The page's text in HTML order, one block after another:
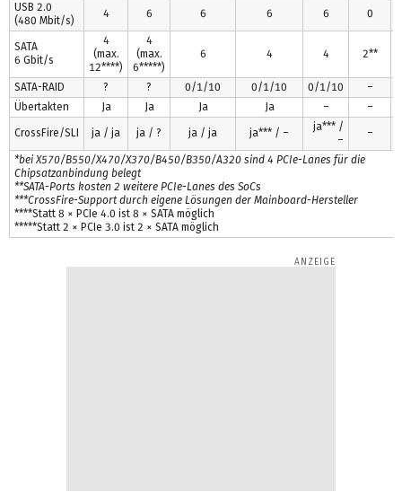
USB 2.0
(480 Mbit/s)
4 6 6 6 6 0
SATA
6 Gbit/s
4
(max.
12****)
4
(max.
6*****)
6 4 4 2**
SATA-RAID ? ? 0/1/10 0/1/10 0/1/10
–
Übertakten
Ja Ja Ja Ja – –
CrossFire/SLI ja / ja ja / ? ja / ja ja*** / –
ja*** /
–
–
*bei X570/B550/X470/X370/B450/B350/A320 sind 4 PCIe-Lanes für die
Chipsatzanbindung belegt
**SATA-Ports kosten 2 weitere PCIe-Lanes des SoCs
***CrossFire-Support durch eigene Lösungen der Mainboard-Hersteller
****Statt 8 × PCIe 4.0 ist 8 × SATA möglich
*****Statt 2 × PCIe 3.0 ist 2 × SATA möglich